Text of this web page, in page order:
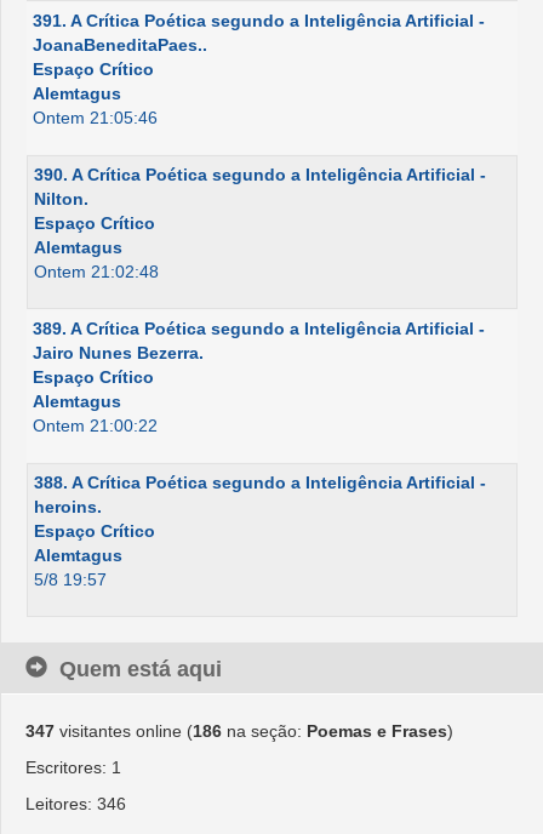
391. A Crítica Poética segundo a Inteligência Artificial -
JoanaBeneditaPaes..
Espaço Crítico
Alemtagus
Ontem 21:05:46
390. A Crítica Poética segundo a Inteligência Artificial -
Nilton.
Espaço Crítico
Alemtagus
Ontem 21:02:48
389. A Crítica Poética segundo a Inteligência Artificial -
Jairo Nunes Bezerra.
Espaço Crítico
Alemtagus
Ontem 21:00:22
388. A Crítica Poética segundo a Inteligência Artificial -
heroins.
Espaço Crítico
Alemtagus
5/8 19:57
Quem está aqui
347 visitantes online (186 na seção: Poemas e Frases)
Escritores: 1
Leitores: 346